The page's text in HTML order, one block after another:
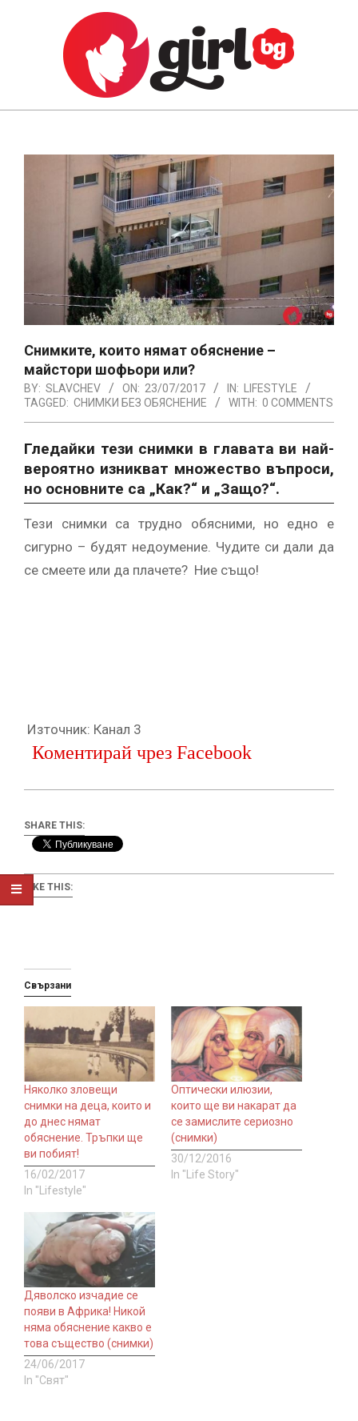
GIRL.BG
Navigation
Снимките, които нямат обяснение –
майстори шофьори или?
BY: SLAVCHEV ON: 23/07/2017 IN: LIFESTYLE
TAGGED: СНИМКИ БЕЗ ОБЯСНЕНИЕ WITH: 0 COMMENTS
Гледайки тези снимки в главата ви най-
вероятно изникват множество въпроси,
но основните са „Как?“ и „Защо?“.
Тези снимки са трудно обясними, но едно е
сигурно – будят недоумение. Чудите си дали да
се смеете или да плачете? Ние също!
Източник: Канал 3
Коментирай чрез Facebook
SHARE THIS:
LIKE THIS:
Свързани
Няколко зловещи
снимки на деца, които и
до днес нямат
обяснение. Тръпки ще
ви побият!
16/02/2017
In "Lifestyle"
Оптически илюзии,
които ще ви накарат да
се замислите сериозно
(снимки)
30/12/2016
In "Life Story"
Дяволско изчадие се
появи в Африка! Никой
няма обяснение какво е
това същество (снимки)
24/06/2017
In "Свят"